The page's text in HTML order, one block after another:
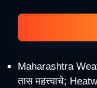
Maharashtra
तास महत्त्वाचे;